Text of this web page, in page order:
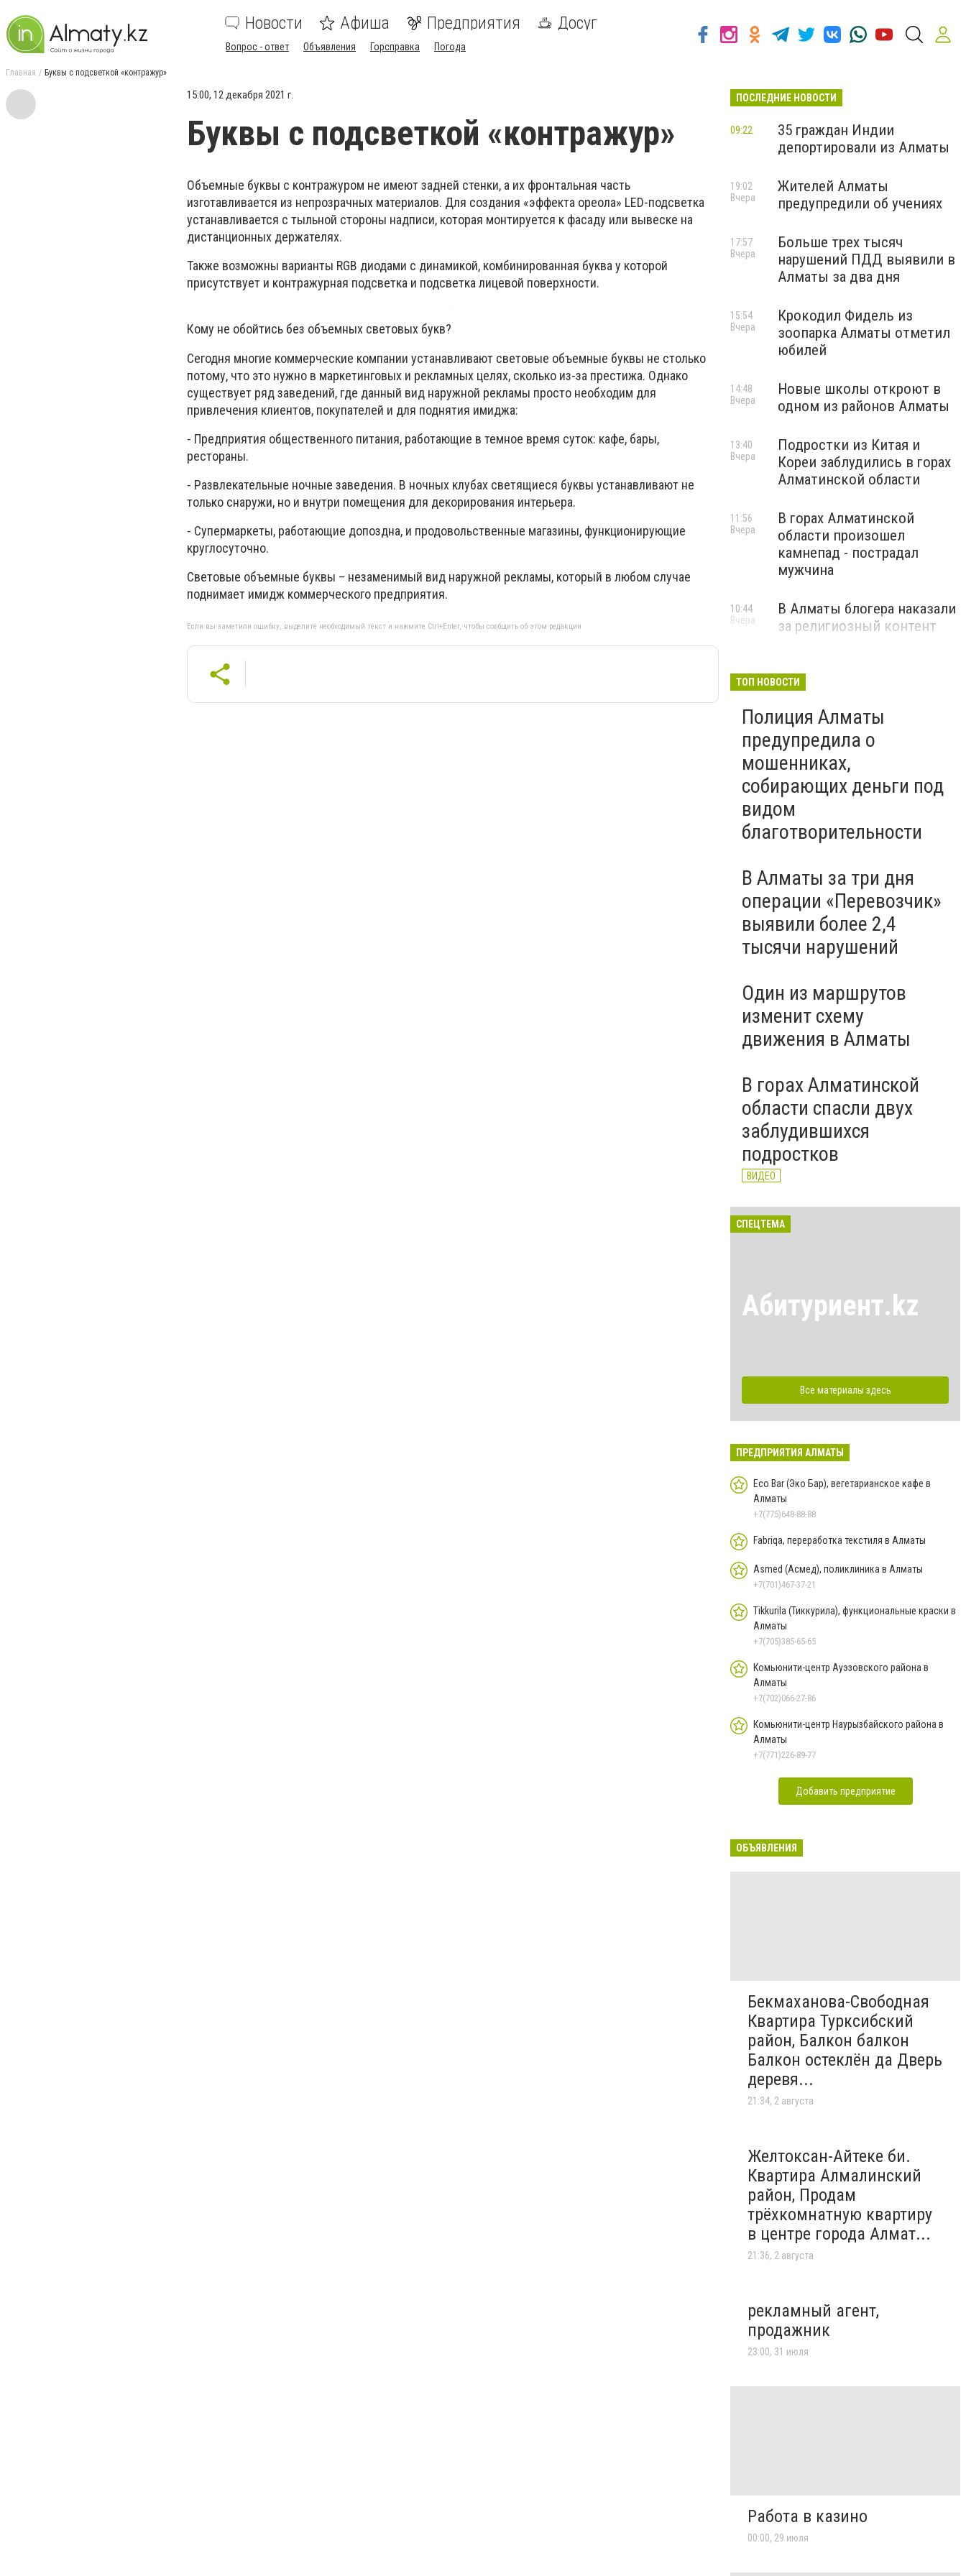
Новости Афиша Предприятия Досуг
Вопрос - ответ Объявления Горсправка Погода
Главная Буквы с подсветкой «контражур»
15:00, 12 декабря 2021 г.
Буквы с подсветкой «контражур»
Объемные буквы с контражуром не имеют задней стенки, а их фронтальная часть
изготавливается из непрозрачных материалов. Для создания «эффекта ореола» LED-подсветка
устанавливается с тыльной стороны надписи, которая монтируется к фасаду или вывеске на
дистанционных держателях.
Также возможны варианты RGB диодами с динамикой, комбинированная буква у которой
присутствует и контражурная подсветка и подсветка лицевой поверхности.
Кому не обойтись без объемных световых букв?
Сегодня многие коммерческие компании устанавливают световые объемные буквы не столько
потому, что это нужно в маркетинговых и рекламных целях, сколько из-за престижа. Однако
существует ряд заведений, где данный вид наружной рекламы просто необходим для
привлечения клиентов, покупателей и для поднятия имиджа:
- Предприятия общественного питания, работающие в темное время суток: кафе, бары,
рестораны.
- Развлекательные ночные заведения. В ночных клубах светящиеся буквы устанавливают не
только снаружи, но и внутри помещения для декорирования интерьера.
- Супермаркеты, работающие допоздна, и продовольственные магазины, функционирующие
круглосуточно.
Световые объемные буквы – незаменимый вид наружной рекламы, который в любом случае
поднимает имидж коммерческого предприятия.
Если вы заметили ошибку, выделите необходимый текст и нажмите Ctrl+Enter, чтобы сообщить об этом редакции
ПОСЛЕДНИЕ НОВОСТИ
35 граждан Индии
депортировали из Алматы
09:22
Жителей Алматы
предупредили об учениях
19:02
Вчера
Больше трех тысяч
нарушений ПДД выявили в
Алматы за два дня
17:57
Вчера
Крокодил Фидель из
зоопарка Алматы отметил
юбилей
15:54
Вчера
Новые школы откроют в
одном из районов Алматы
14:48
Вчера
Подростки из Китая и
Кореи заблудились в горах
Алматинской области
13:40
Вчера
В горах Алматинской
области произошел
камнепад - пострадал
мужчина
11:56
Вчера
В Алматы блогера наказали
за религиозный контент
10:44
Вчера
ТОП НОВОСТИ
Полиция Алматы
предупредила о
мошенниках,
собирающих деньги под
видом
благотворительности
В Алматы за три дня
операции «Перевозчик»
выявили более 2,4
тысячи нарушений
Один из маршрутов
изменит схему
движения в Алматы
В горах Алматинской
области спасли двух
заблудившихся
подростков
ВИДЕО
СПЕЦТЕМА
Абитуриент.kz
Все материалы здесь
ПРЕДПРИЯТИЯ АЛМАТЫ
Eco Bar (Эко Бар), вегетарианское кафе в
Алматы
+7(775)648-88-88
Fabriqa, переработка текстиля в Алматы
Asmed (Асмед), поликлиника в Алматы
+7(701)467-37-21
Tikkurila (Тиккурила), функциональные краски в
Алматы
+7(705)385-65-65
Комьюнити-центр Ауэзовского района в
Алматы
+7(702)066-27-86
Комьюнити-центр Наурызбайского района в
Алматы
+7(771)226-89-77
Добавить предприятие
ОБЪЯВЛЕНИЯ
Бекмаханова-Свободная
Квартира Турксибский
район, Балкон балкон
Балкон остеклён да Дверь
деревя...
21:34, 2 августа
Желтоксан-Айтеке би.
Квартира Алмалинский
район, Продам
трёхкомнатную квартиру
в центре города Алмат...
21:36, 2 августа
рекламный агент,
продажник
23:00, 31 июля
Работа в казино
00:00, 29 июля